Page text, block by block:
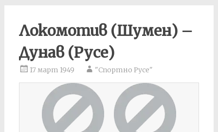
Локомотив (Шумен) –
Дунав (Русе)
17 март 1949 "Спортно Русе"